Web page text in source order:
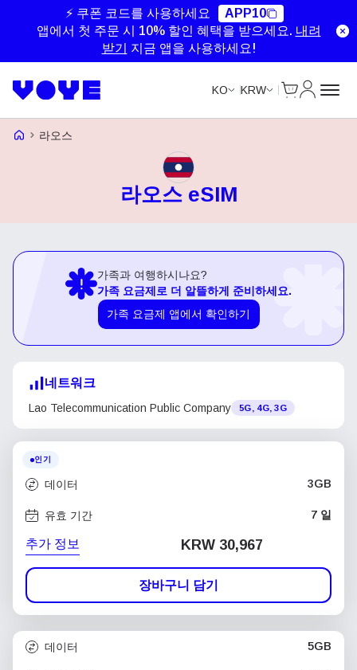
⚡ 쿠폰 코드를 사용하세요
APP10
앱에서 첫 주문 시 10% 할인 혜택을 받으세요. 내려
받기
지금 앱을 사용하세요!
KO KRW
Voye Homepage
라오스
라오스 eSIM
가족과 여행하시나요?
가족 요금제로 더 알뜰하게 준비하세요.
가족 요금제 앱에서 확인하기
네트워크
Lao Telecommunication Public Company 5G, 4G, 3G
인기
데이터 3GB
유효 기간 7 일
추가 정보 KRW 30,967
장바구니 담기
데이터 5GB